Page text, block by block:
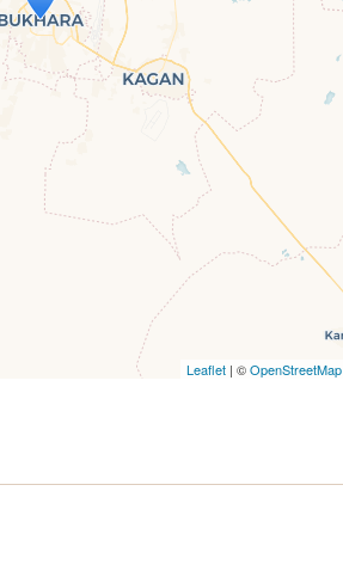
is loaded completely, leafletJS files are
missing.
Leaflet | ©OpenStreetMap